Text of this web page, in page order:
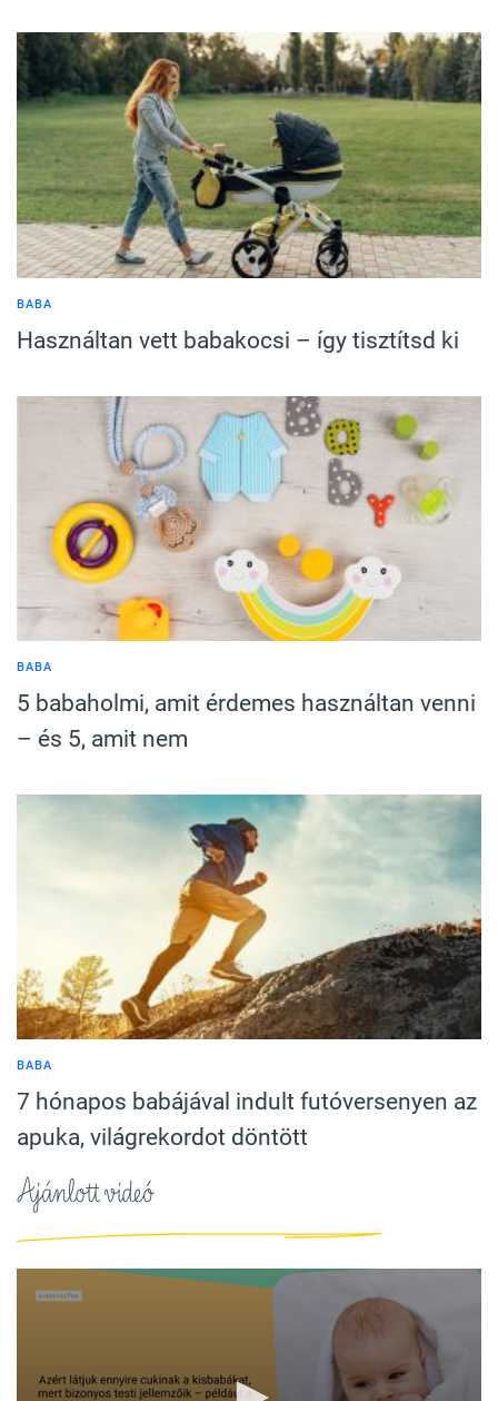
BABA
Használtan vett babakocsi – így tisztítsd ki
BABA
5 babaholmi, amit érdemes használtan venni
– és 5, amit nem
BABA
7 hónapos babájával indult futóversenyen az
apuka, világrekordot döntött
Ajánlott videó